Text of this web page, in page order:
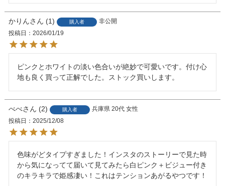
かりん 1 購入者
非公開
投稿日
2026/01/19
ピンクとホワイトの淡い色合いが絶妙で可愛いです。付け心
地も良く買って正解でした。ストック買いします。
べべ 2 購入者 兵庫県 20代 女性
投稿日
2025/12/08
色味がどタイプすぎました！インスタのストーリーで見た時
から気になってて届いて見てみたら白ピンク＋ビジュー付き
のキラキラで姫感凄い！これはテンションあがるやつです！